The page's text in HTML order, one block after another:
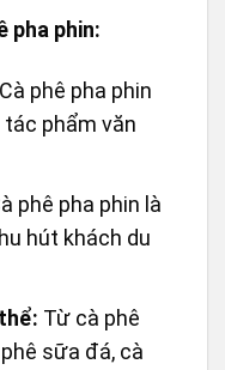
pha phin:
Cà phê pha phin
phẩm văn
phê pha phin là
hút khách du
Từ cà phê
sữa đá, cà